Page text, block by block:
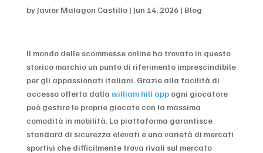
by Javier Malagon Castillo| Jun 14, 2026| Blog
Il mondo delle scommesse online ha trovato in questo
storico marchio un punto di riferimento imprescindibile
per gli appassionati italiani. Grazie alla facilità di
accesso offerta dalla william hill appogni giocatore
può gestire le proprie giocate con la massima
comodità in mobilità. La piattaforma garantisce
standard di sicurezza elevati e una varietà di mercati
sportivi che difficilmente trova rivali sul mercato